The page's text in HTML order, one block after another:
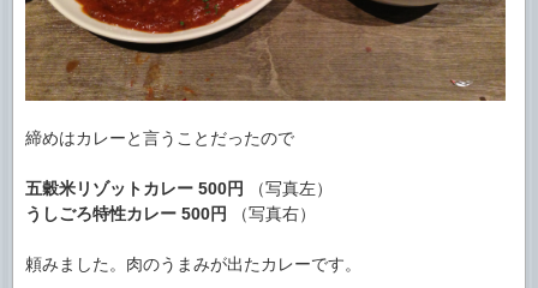
締めはカレーと言うことだったので
五穀米リゾットカレー 500円
（写真左）
うしごろ特性カレー 500円 （写真右）
頼みました。肉のうまみが出たカレーです。